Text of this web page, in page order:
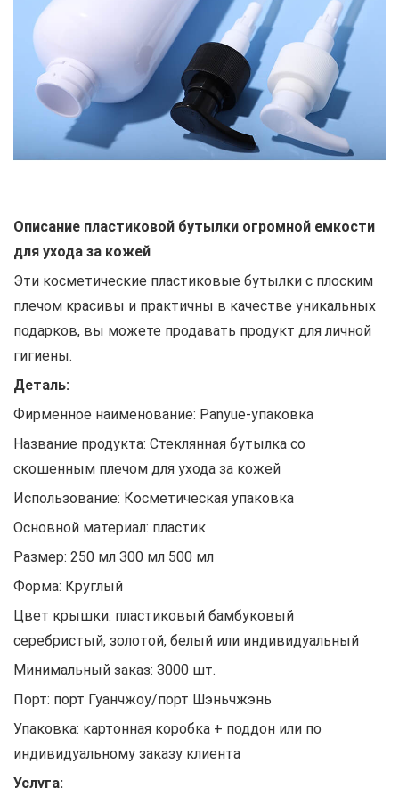
Описание пластиковой бутылки огромной емкости
для ухода за кожей
Эти косметические пластиковые бутылки с плоским
плечом красивы и практичны в качестве уникальных
подарков, вы можете продавать продукт для личной
гигиены.
Деталь:
Фирменное наименование: Panyue-упаковка
Название продукта: Стеклянная бутылка со
скошенным плечом для ухода за кожей
Использование: Косметическая упаковка
Основной материал: пластик
Размер: 250 мл 300 мл 500 мл
Форма: Круглый
Цвет крышки: пластиковый бамбуковый
серебристый, золотой, белый или индивидуальный
Минимальный заказ: 3000 шт.
Порт: порт Гуанчжоу/порт Шэньчжэнь
Упаковка: картонная коробка + поддон или по
индивидуальному заказу клиента
Услуга: